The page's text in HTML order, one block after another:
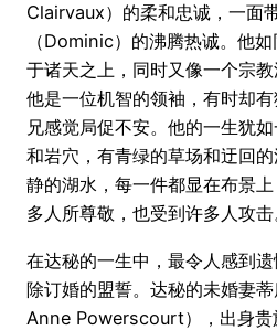
Clairvaux）的柔和忠诚，一面
（Dominic）的沸腾热诚。他
于诸天之上，同时又像一个宗教
他是一位机智的领袖，有时却
兄感觉局促不安。他的一生犹
和岩穴，有青绿的草场和迂回
静的湖水，每一件都显在布景
多人所尊敬，也受到许多人攻击
在达秘的一生中，最令人感到
除订婚的盟誓。达秘的未婚妻
Anne Powerscourt），出身贵